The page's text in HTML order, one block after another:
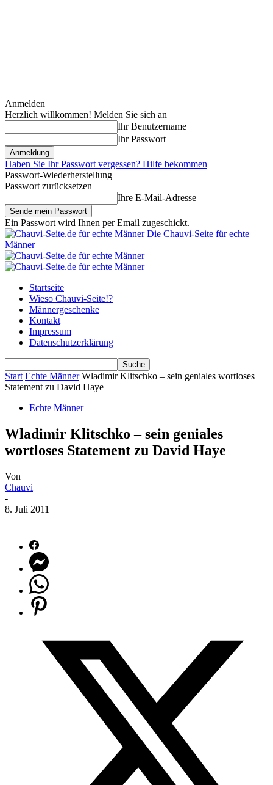
Anmelden
Herzlich willkommen! Melden Sie sich an
Ihr Benutzername
Ihr Passwort
Haben Sie Ihr Passwort vergessen? Hilfe bekommen
Passwort-Wiederherstellung
Passwort zurücksetzen
Ihre E-Mail-Adresse
Ein Passwort wird Ihnen per Email zugeschickt.
Die Chauvi-Seite für echte
Männer
Startseite
Wieso Chauvi-Seite!?
Männergeschenke
Kontakt
Impressum
Datenschutzerklärung
Start Echte Männer Wladimir Klitschko – sein geniales wortloses
Statement zu David Haye
Echte Männer
Wladimir Klitschko – sein geniales
wortloses Statement zu David Haye
Von
Chauvi
-
8. Juli 2011